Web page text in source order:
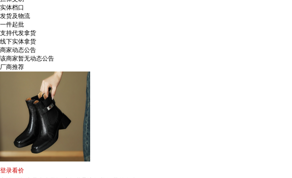
实体档口
发货及物流
一件起批
支持代发拿货
线下实体拿货
商家动态公告
该商家暂无动态公告
厂商推荐
登录看价